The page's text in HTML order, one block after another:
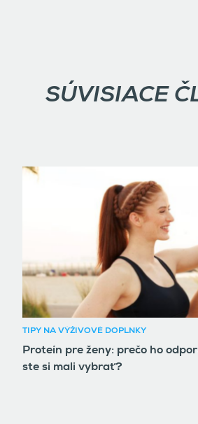
SÚVISIACE
TIPY NA VÝŽIVOVÉ DOPLNKY
Proteín pre ženy: prečo ho
ste si mali vybrať?